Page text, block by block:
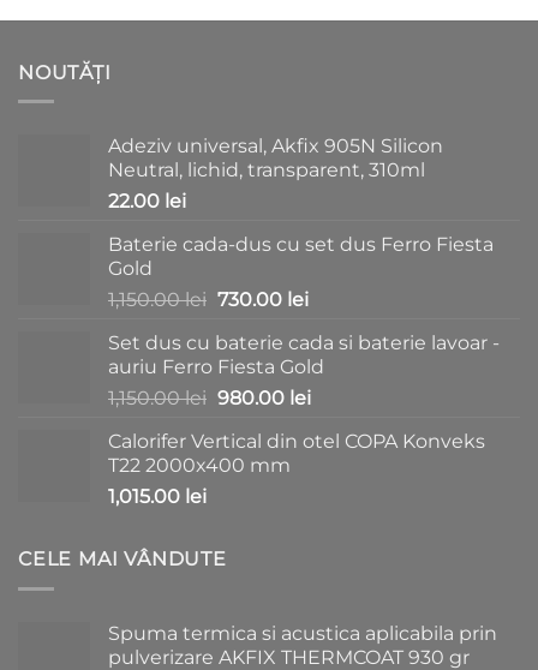
NOUTĂȚI
Adeziv universal, Akfix 905N Silicon
Neutral, lichid, transparent, 310ml
22.00 lei
Baterie cada-dus cu set dus Ferro Fiesta
Gold
1,150.00lei Prețul
a
fost:
1,150.00 lei.
730.00 leiPrețul
este:
730.00 lei.
Set dus cu baterie cada si baterie lavoar -
auriu Ferro Fiesta Gold
1,150.00lei Prețul
a
fost:
980.00 leiPrețul
este:
Calorifer Vertical din otel COPA Konveks
T22 2000x400 mm
1,015.00 lei
CELE MAI VÂNDUTE
Spuma termica si acustica aplicabila prin
pulverizare AKFIX THERMCOAT 930 gr